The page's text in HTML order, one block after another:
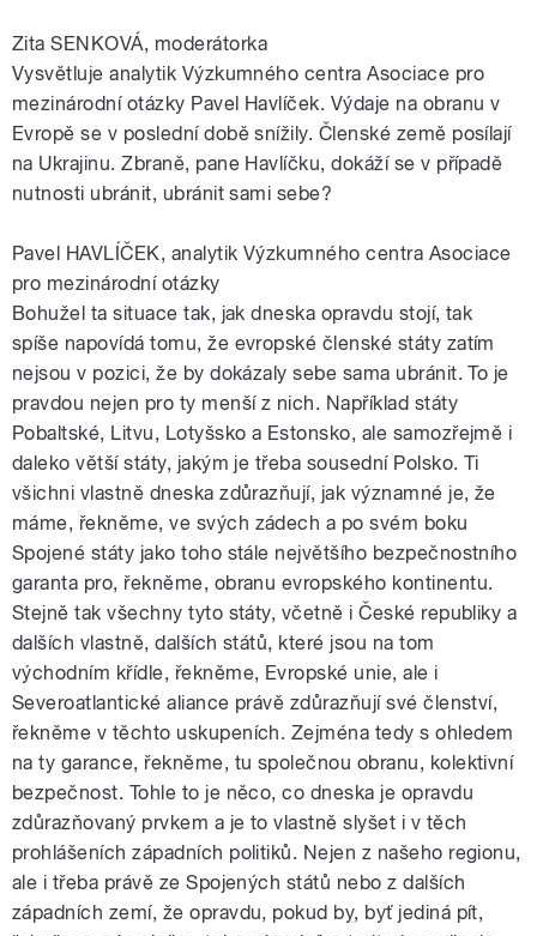
Zita SENKOVÁ, moderátorka
Vysvětluje analytik Výzkumného centra Asociace pro
mezinárodní otázky Pavel Havlíček. Výdaje na obranu v
Evropě se v poslední době snížily. Členské země posílají
na Ukrajinu. Zbraně, pane Havlíčku, dokáží se v případě
nutnosti ubránit, ubránit sami sebe?
Pavel HAVLÍČEK, analytik Výzkumného centra Asociace
pro mezinárodní otázky
Bohužel ta situace tak, jak dneska opravdu stojí, tak
spíše napovídá tomu, že evropské členské státy zatím
nejsou v pozici, že by dokázaly sebe sama ubránit. To je
pravdou nejen pro ty menší z nich. Například státy
Pobaltské, Litvu, Lotyšsko a Estonsko, ale samozřejmě i
daleko větší státy, jakým je třeba sousední Polsko. Ti
všichni vlastně dneska zdůrazňují, jak významné je, že
máme, řekněme, ve svých zádech a po svém boku
Spojené státy jako toho stále největšího bezpečnostního
garanta pro, řekněme, obranu evropského kontinentu.
Stejně tak všechny tyto státy, včetně i České republiky a
dalších vlastně, dalších států, které jsou na tom
východním křídle, řekněme, Evropské unie, ale i
Severoatlantické aliance právě zdůrazňují své členství,
řekněme v těchto uskupeních. Zejména tedy s ohledem
na ty garance, řekněme, tu společnou obranu, kolektivní
bezpečnost. Tohle to je něco, co dneska je opravdu
zdůrazňovaný prvkem a je to vlastně slyšet i v těch
prohlášeních západních politiků. Nejen z našeho regionu,
ale i třeba právě ze Spojených států nebo z dalších
západních zemí, že opravdu, pokud by, byť jediná pít,